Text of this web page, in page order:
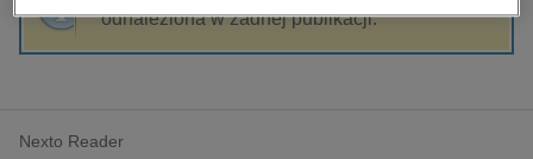
hobby, sport, rozrywka
komputery, internet, technologie, informatyka
polityka, społeczno-informacyjne
odnaleziona w żadnej publikacji.
Nexto Reader